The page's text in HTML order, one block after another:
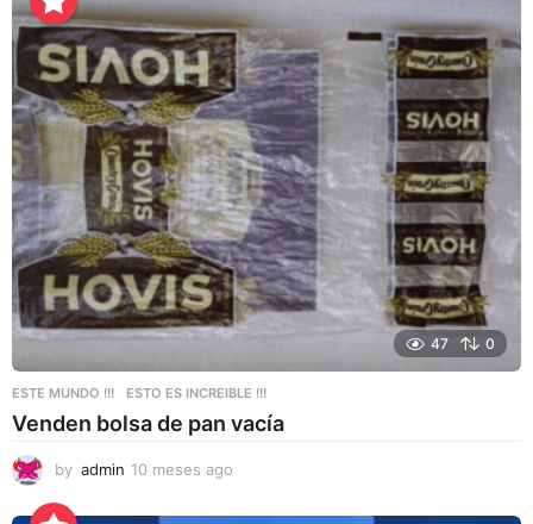
e
s
e
s
a
g
o
47 0
ESTE MUNDO !!! ,ESTO ES INCREIBLE !!!
Venden bolsa de pan vacía
by admin 10 meses ago
m